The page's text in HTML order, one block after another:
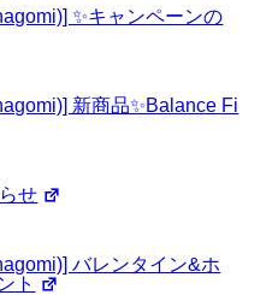
✨キャンペーンの
新商品✨Balance Fi
せ
バレンタイン&ホ
ト